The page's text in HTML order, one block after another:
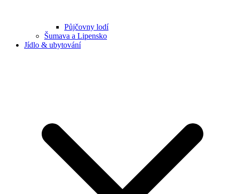
Půjčovny lodí
Šumava a Lipensko
Jídlo & ubytování